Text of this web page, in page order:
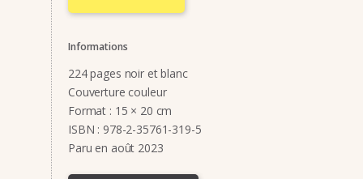
Informations
224 pages noir et blanc
Couverture couleur
Format : 15 × 20 cm
ISBN : 978-2-35761-319-5
Paru en août 2023